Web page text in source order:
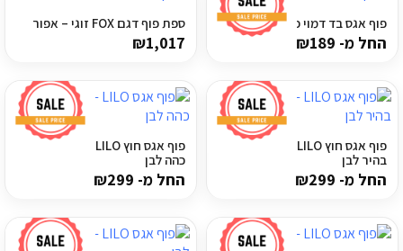
קטלוג צבעים
אודות
טיפים והמלצות
עבודות אחרונות
הצהרת נגישות
פוף אגס בד דמוי פשתן אופוויט
החל מ- ₪189
ספת פוף דגם FOX זוגי – אפור
₪1,017
פוף אגס חוץ LILO פסים אפור
בהיר לבן
החל מ- ₪299
פוף אגס חוץ LILO פסים אפור
כהה לבן
החל מ- ₪299